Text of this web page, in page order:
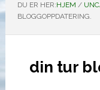
DU ER HER:HJEM /
BLOGGOPPDATERING.
din tur